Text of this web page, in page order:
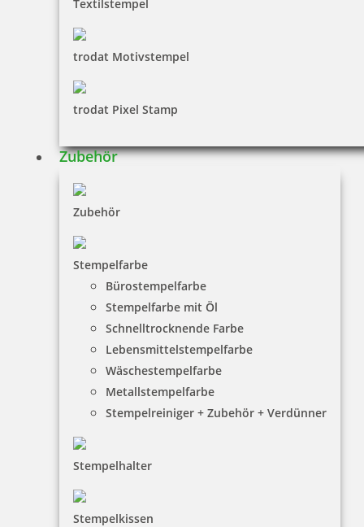
Textilstempel
trodat Motivstempel
trodat Pixel Stamp
Zubehör
Zubehör
Stempelfarbe
Bürostempelfarbe
Stempelfarbe mit Öl
Schnelltrocknende Farbe
Lebensmittelstempelfarbe
Wäschestempelfarbe
Metallstempelfarbe
Stempelreiniger + Zubehör + Verdünner
Stempelhalter
Stempelkissen
HINWEISE